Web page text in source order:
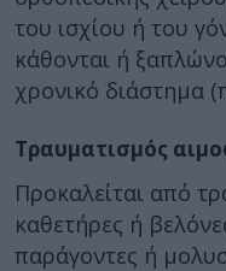
του ισχίου ή του
κάθονται ή
χρονικό διάστημα
Τραυματισμός
Προκαλείται από
καθετήρες ή
παράγοντες ή